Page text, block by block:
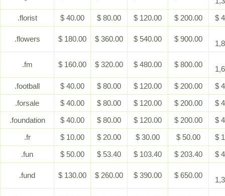
.florist
$ 40.00 $ 80.00 $ 120.00 $ 200.00 $
.flowers $ 180.00 $ 360.00 $ 540.00 $ 900.00
.fm $ 160.00 $ 320.00 $ 480.00 $ 800.00
.football
$ 40.00 $ 80.00 $ 120.00 $ 200.00
$
.forsale
$ 40.00 $ 80.00 $ 120.00 $ 200.00
$
.foundation
$ 40.00 $ 80.00 $ 120.00 $ 200.00
$
.fr
$ 10.00 $ 20.00 $ 30.00 $ 50.00
$
.fun
$ 50.00 $ 53.40 $ 103.40 $ 203.40 $
.fund $ 130.00 $ 260.00 $ 390.00 $ 650.00